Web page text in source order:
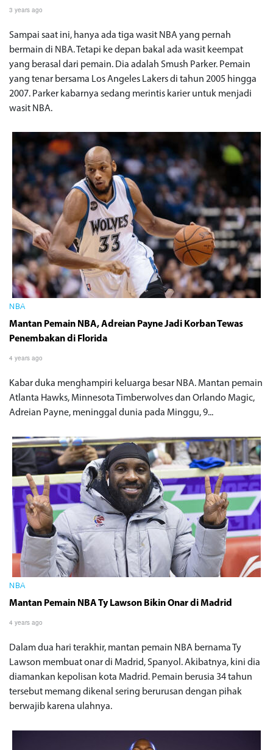
3 years ago
Sampai saat ini, hanya ada tiga wasit NBA yang pernah
bermain di NBA. Tetapi ke depan bakal ada wasit keempat
yang berasal dari pemain. Dia adalah Smush Parker. Pemain
yang tenar bersama Los Angeles Lakers di tahun 2005 hingga
2007. Parker kabarnya sedang merintis karier untuk menjadi
wasit NBA.
NBA
Mantan Pemain NBA, Adreian Payne Jadi Korban Tewas
Penembakan di Florida
4 years ago
Kabar duka menghampiri keluarga besar NBA. Mantan pemain
Atlanta Hawks, Minnesota Timberwolves dan Orlando Magic,
Adreian Payne, meninggal dunia pada Minggu, 9...
NBA
Mantan Pemain NBA Ty Lawson Bikin Onar di Madrid
4 years ago
Dalam dua hari terakhir, mantan pemain NBA bernama Ty
Lawson membuat onar di Madrid, Spanyol. Akibatnya, kini dia
diamankan kepolisan kota Madrid. Pemain berusia 34 tahun
tersebut memang dikenal sering berurusan dengan pihak
berwajib karena ulahnya.